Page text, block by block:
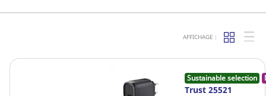
AFFICHAGE :
Sustainable selection
Trust 25521